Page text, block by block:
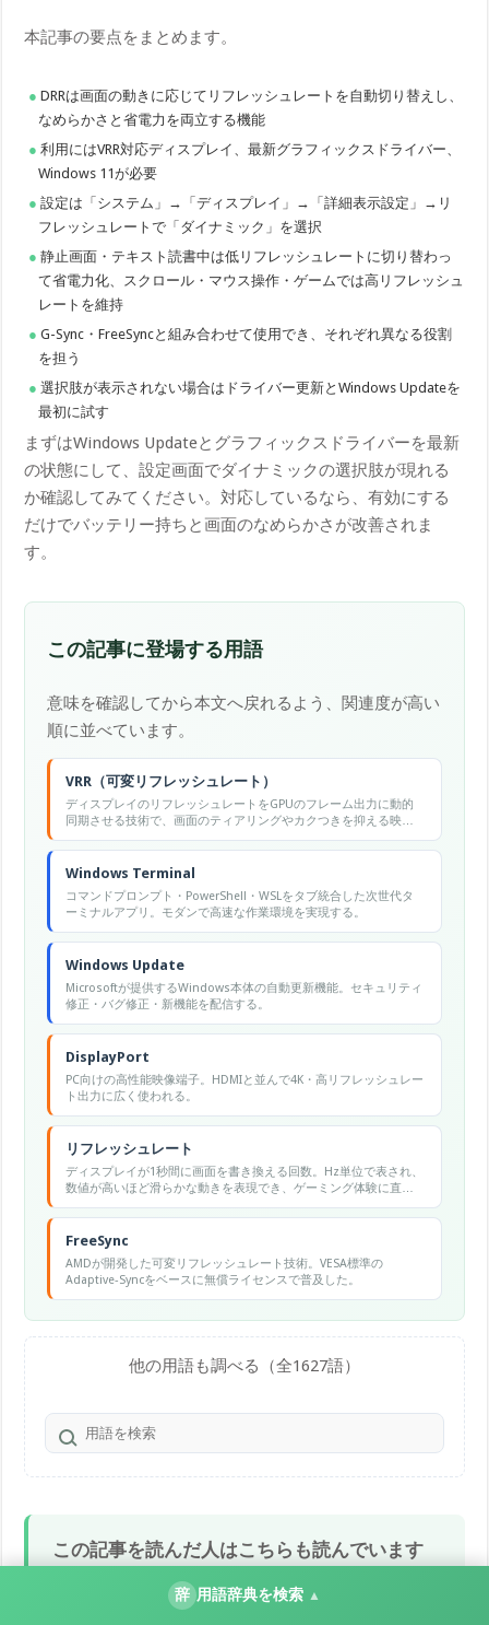
本記事の要点をまとめます。
DRRは画面の動きに応じてリフレッシュレートを自動切り替えし、
なめらかさと省電力を両立する機能
利用にはVRR対応ディスプレイ、最新グラフィックスドライバー、
Windows 11が必要
設定は「システム」→「ディスプレイ」→「詳細表示設定」→リ
フレッシュレートで「ダイナミック」を選択
静止画面・テキスト読書中は低リフレッシュレートに切り替わっ
て省電力化、スクロール・マウス操作・ゲームでは高リフレッシュ
レートを維持
G-Sync・FreeSyncと組み合わせて使用でき、それぞれ異なる役割
を担う
選択肢が表示されない場合はドライバー更新とWindows Updateを
最初に試す
まずはWindows Updateとグラフィックスドライバーを最新
の状態にして、設定画面でダイナミックの選択肢が現れる
か確認してみてください。対応しているなら、有効にする
だけでバッテリー持ちと画面のなめらかさが改善されま
す。
この記事に登場する用語
意味を確認してから本文へ戻れるよう、関連度が高い
順に並べています。
VRR（可変リフレッシュレート）
ディスプレイのリフレッシュレートをGPUのフレーム出力に動的
同期させる技術で、画面のティアリングやカクつきを抑える映像
描画機能です。
Windows Terminal
コマンドプロンプト・PowerShell・WSLをタブ統合した次世代タ
ーミナルアプリ。モダンで高速な作業環境を実現する。
Windows Update
Microsoftが提供するWindows本体の自動更新機能。セキュリティ
修正・バグ修正・新機能を配信する。
DisplayPort
PC向けの高性能映像端子。HDMIと並んで4K・高リフレッシュレー
ト出力に広く使われる。
リフレッシュレート
ディスプレイが1秒間に画面を書き換える回数。Hz単位で表され、
数値が高いほど滑らかな動きを表現でき、ゲーミング体験に直結
する。
FreeSync
AMDが開発した可変リフレッシュレート技術。VESA標準の
Adaptive-Syncをベースに無償ライセンスで普及した。
他の用語も調べる（全1627語）
この記事を読んだ人はこちらも読んでいます
Windows 11のWindows Terminalが起動しない・開かな
い原因と対処法
辞 用語辞典を検索 ▲